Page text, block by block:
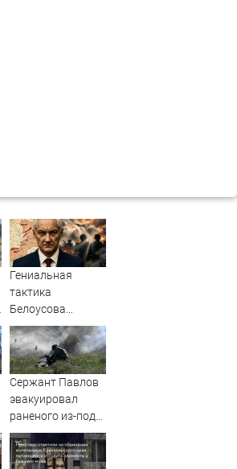
Гениальная
тактика
Белоусова
сработала:
Мощнейший удар
на самом
неожиданном
реку. Ключевой
узел обороны пал
Сержант Павлов
эвакуировал
раненого из-под
артиллерийского
огня ВСУ